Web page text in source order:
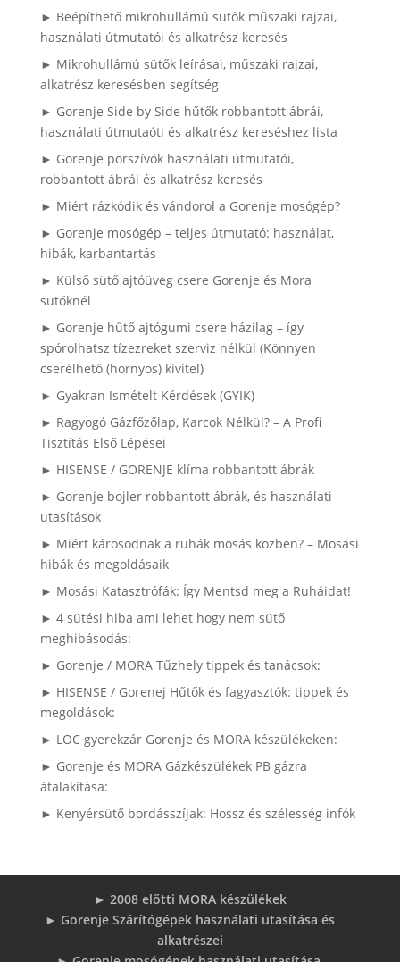
► Beépíthető mikrohullámú sütők műszaki rajzai,
használati útmutatói és alkatrész keresés
► Mikrohullámú sütők leírásai, műszaki rajzai,
alkatrész keresésben segítség
► Gorenje Side by Side hűtők robbantott ábrái,
használati útmutaóti és alkatrész kereséshez lista
► Gorenje porszívók használati útmutatói,
robbantott ábrái és alkatrész keresés
► Miért rázkódik és vándorol a Gorenje mosógép?
► Gorenje mosógép – teljes útmutató: használat,
hibák, karbantartás
► Külső sütő ajtóüveg csere Gorenje és Mora
sütőknél
► Gorenje hűtő ajtógumi csere házilag – így
spórolhatsz tízezreket szerviz nélkül (Könnyen
cserélhető (hornyos) kivitel)
► Gyakran Ismételt Kérdések (GYIK)
► Ragyogó Gázfőzőlap, Karcok Nélkül? – A Profi
Tisztítás Első Lépései
► HISENSE / GORENJE klíma robbantott ábrák
► Gorenje bojler robbantott ábrák, és használati
utasítások
► Miért károsodnak a ruhák mosás közben? – Mosási
hibák és megoldásaik
► Mosási Katasztrófák: Így Mentsd meg a Ruháidat!
► 4 sütési hiba ami lehet hogy nem sütő
meghibásodás:
► Gorenje / MORA Tűzhely tippek és tanácsok:
► HISENSE / Gorenej Hűtők és fagyasztók: tippek és
megoldások:
► LOC gyerekzár Gorenje és MORA készülékeken:
► Gorenje és MORA Gázkészülékek PB gázra
átalakítása:
► Kenyérsütő bordásszíjak: Hossz és szélesség infók
► 2008 előtti MORA készülékek
► Gorenje Szárítógépek használati utasítása és
alkatrészei